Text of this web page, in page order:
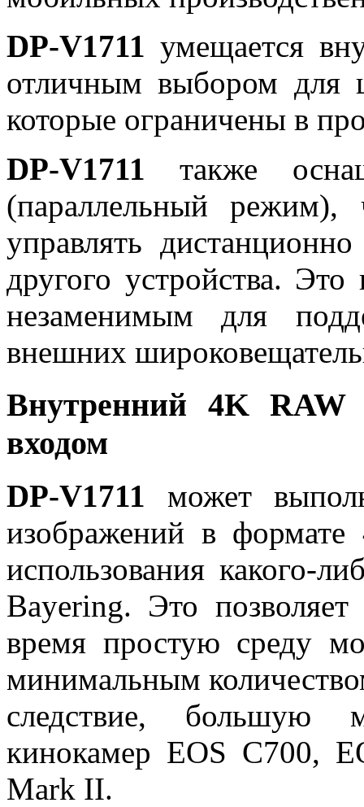
DP-V1711 умещается
отличным выбором для
которые ограничены в
DP-V1711 также
(параллельный
управлять
другого устройства. Это
незаменимым для
внешних
Внутренний 4K RAW
входом
DP-V1711 может
изображений в
использования какого-
Bayering. Это
время простую среду
минимальным
следствие, большую
кинокамер EOS C700,
Mark II.